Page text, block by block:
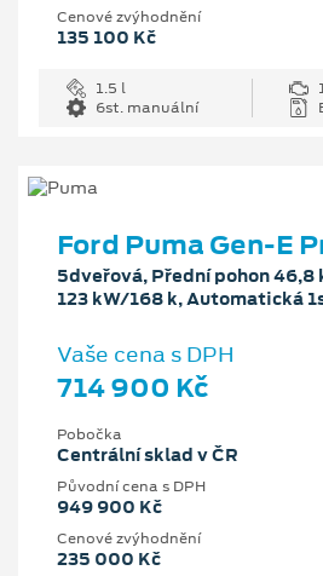
Cenové zvýhodnění
135 100 Kč
1.5 l
6st. manuální
Ford Puma Gen-E
5dveřová, Přední pohon 46,8
123 kW/168 k, Automatická
Vaše cena s DPH
714 900 Kč
Pobočka
Centrální sklad v ČR
Původní cena s DPH
949 900 Kč
Cenové zvýhodnění
235 000 Kč